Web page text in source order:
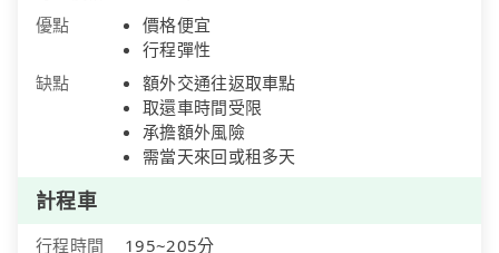
優點
價格便宜
行程彈性
缺點
額外交通往返取車點
取還車時間受限
承擔額外風險
需當天來回或租多天
計程車
行程時間
195~205分